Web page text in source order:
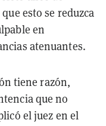
esto se reduzca
en
atenuantes.
tiene razón,
que no
el juez en el